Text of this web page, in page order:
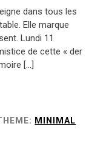
dans tous les
Elle marque
Lundi 11
de cette « der
[…]
MINIMAL